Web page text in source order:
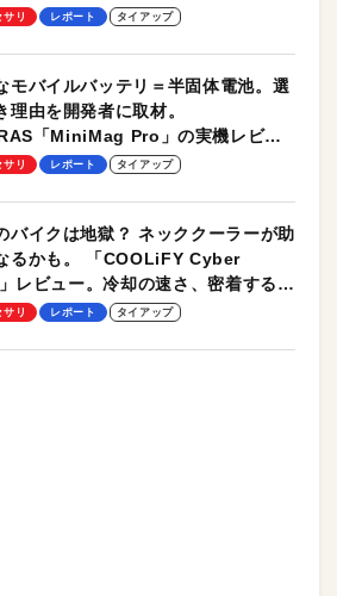
イルユースに最適！
サリ レポート タイアップ
モバイルバッテリ＝半固体電池。選
理由を開発者に取材。
「MiniMag Pro」の実機レビュ
サリ レポート タイアップ
バイクは地獄？ ネッククーラーが助
るかも。 「COOLiFY Cyber
レビュー。冷却の速さ、密着する冷
ート、シンプルな操作性がグッド！
サリ レポート タイアップ